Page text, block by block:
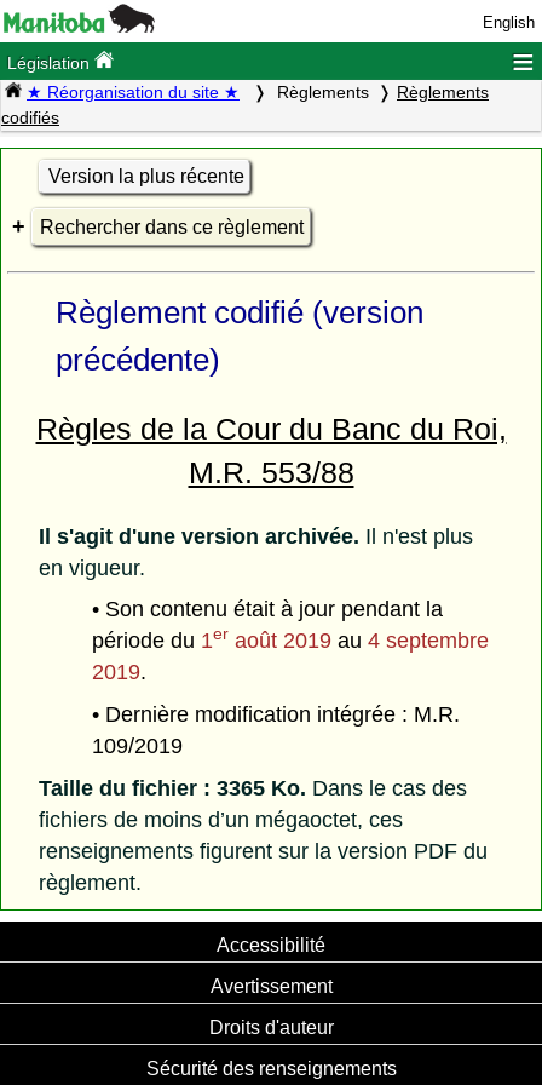
English
Législation ≡
★ Réorganisation du site ★ Règlements
Règlements
codifiés
Version la plus récente
Rechercher dans ce règlement
Règlement codifié (version
précédente)
Règles de la Cour du Banc du Roi,
M.R. 553/88
Il s'agit d'une version archivée. Il n'est plus
en vigueur.
• Son contenu était à jour pendant la
période du 1er août 2019 au4 septembre
2019.
• Dernière modification intégrée : M.R.
109/2019
Taille du fichier : 3365 Ko. Dans le cas des
fichiers de moins d’un mégaoctet, ces
renseignements figurent sur la version PDF du
règlement.
Accessibilité
Avertissement
Droits d'auteur
Sécurité des renseignements